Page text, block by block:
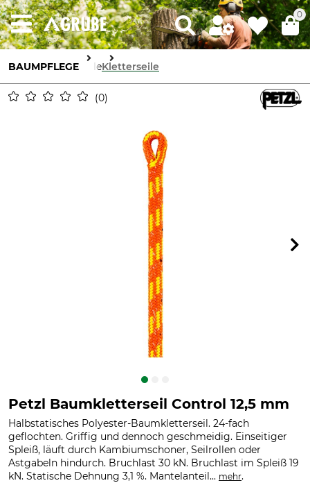
0
BAUMPFLEGE SeileKletterseile
0
Petzl Baumkletterseil Control 12,5 mm
Halbstatisches Polyester-Baumkletterseil. 24-fach
geflochten. Griffig und dennoch geschmeidig. Einseitiger
Spleiß, läuft durch Kambiumschoner, Seilrollen oder
Astgabeln hindurch. Bruchlast 30 kN. Bruchlast im Spleiß 19
kN. Statische Dehnung 3,1 %. Mantelanteil... mehr.